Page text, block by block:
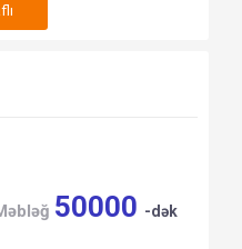
50000 -dək